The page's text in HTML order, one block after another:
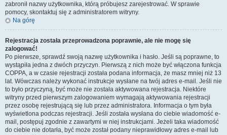
zabronił nazwy użytkownika, którą próbujesz zarejestrować. W sprawie
pomocy, skontaktuj się z administratorem witryny.
Na górę
Rejestracja została przeprowadzona poprawnie, ale nie mogę się
zalogować!
Po pierwsze, sprawdź swoją nazwę użytkownika i hasło. Jeśli są poprawne, to
wystąpiła jedna z dwóch przyczyn. Pierwszą z nich może być włączona funkcja
COPPA, a w czasie rejestracji została podana informacja, że masz mniej niż 13
lat. Wówczas należy wykonać instrukcje wysłane na twój adres e-mail. Jeśli nie
to było przyczyną, być może nie została aktywowana rejestracja. Niektóre
witryny przed pierwszym zalogowaniem wymagają aktywowania rejestracji
przez osobę rejestrującą się lub przez administratora. Informacja o tym była
wyświetlona podczas rejestracji. Jeśli została wysłana do ciebie wiadomość e-
mail, postępuj zgodnie z zawartymi w niej instrukcjami. Jeżeli taka wiadomość
do ciebie nie dotarła, być może został podany nieprawidłowy adres e-mail lub